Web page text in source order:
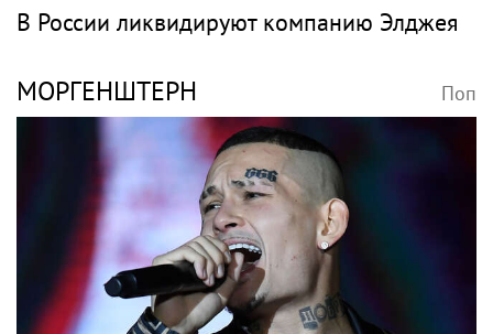
Вдова лидера Nirvana Кортни Лав
пыталась забрать все материалы дела
Кобейна
Рэп